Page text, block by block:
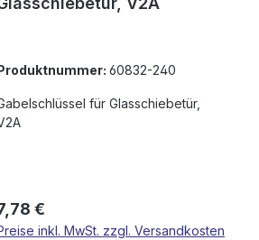
60832-240
für Glasschiebetür,
Preis:
€
inkl. MwSt. zzgl. Versandkosten